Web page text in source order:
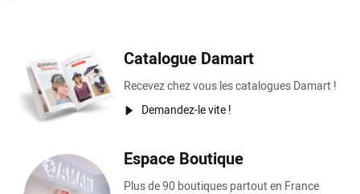
Catalogue Damart
Recevez chez vous les catalogues Damart !
Demandez-le vite !
Espace Boutique
Plus de 90 boutiques partout en France